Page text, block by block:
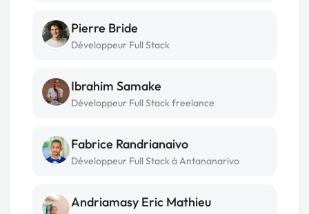
Pierre Bride
Développeur Full Stack
Ibrahim Samake
Développeur Full Stack freelance
Fabrice Randrianaivo
Développeur Full Stack à Antananarivo
Andriamasy Eric Mathieu